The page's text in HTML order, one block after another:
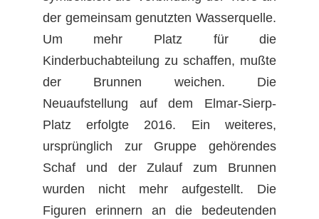
der gemeinsam genutzten Wasserquelle.
Um mehr Platz für die
Kinderbuchabteilung zu schaffen, mußte
der Brunnen weichen. Die
Neuaufstellung auf dem Elmar-Sierp-
Platz erfolgte 2016. Ein weiteres,
ursprünglich zur Gruppe gehörendes
Schaf und der Zulauf zum Brunnen
wurden nicht mehr aufgestellt. Die
Figuren erinnern an die bedeutenden